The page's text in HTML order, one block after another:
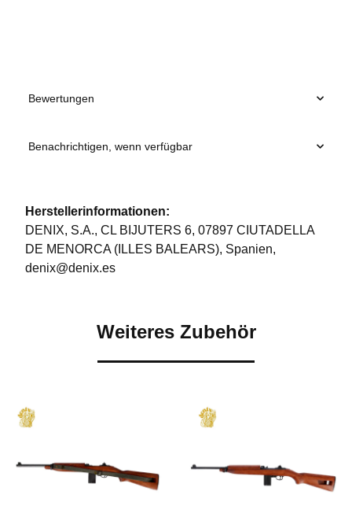
Bewertungen
Benachrichtigen, wenn verfügbar
Herstellerinformationen:
DENIX, S.A., CL BIJUTERS 6, 07897 CIUTADELLA
DE MENORCA (ILLES BALEARS), Spanien,
denix@denix.es
Weiteres Zubehör